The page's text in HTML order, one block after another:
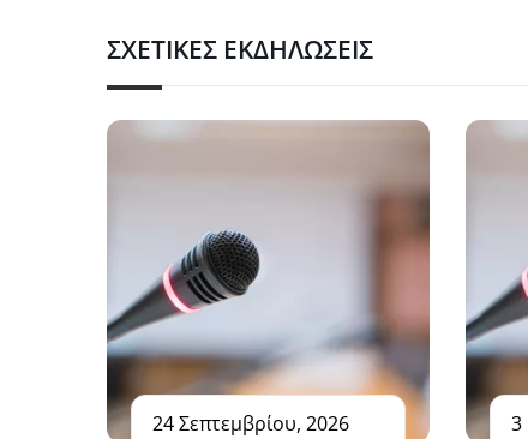
ΣΧΕΤΙΚΈΣ ΕΚΔΗΛΏΣΕΙΣ
24 Σεπτεμβρίου, 2026 3